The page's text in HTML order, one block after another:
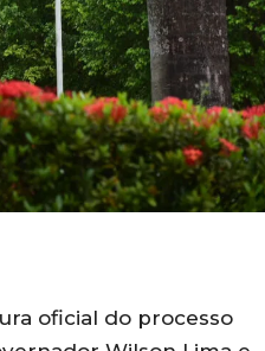
oficial do processo